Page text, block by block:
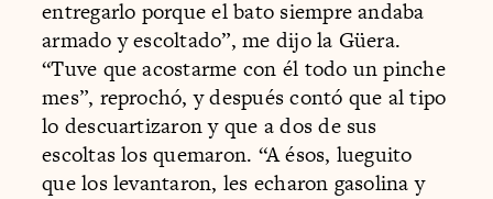
entregarlo porque el bato siempre andaba
armado y escoltado”, me dijo la Güera.
“Tuve que acostarme con él todo un pinche
mes”, reprochó, y después contó que al tipo
lo descuartizaron y que a dos de sus
escoltas los quemaron. “A ésos, lueguito
que los levantaron, les echaron gasolina y